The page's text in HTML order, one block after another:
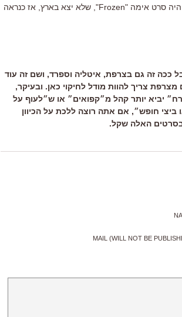
תורגם יחסית לא רע "לב קפוא" (לפניי שלוש שנים, היה סרט אימה "Frozen", שלא יצא בארץ, אז כנראה
ככה זה גם בצרפת, איטליה וספרד, ושם זה עוד
צריך להוות מודל לחיקוי כאן. ובעיקר,
יביא יותר קהל מ״קפואים״ או ש״לעוף על
חופש״, אם אתה רוצה ללכת על הכיוון
בסרטים האלה שקל.
MAIL (WILL NOT BE